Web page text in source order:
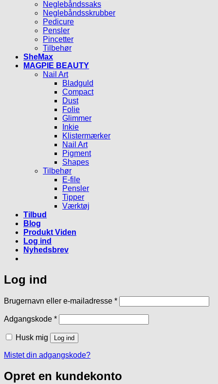
Neglebåndssaks
Neglebåndsskrubber
Pedicure
Pensler
Pincetter
Tilbehør
SheMax
MAGPIE BEAUTY
Nail Art
Bladguld
Compact
Dust
Folie
Glimmer
Inkie
Klistermærker
Nail Art
Pigment
Shapes
Tilbehør
E-file
Pensler
Tipper
Værktøj
Tilbud
Blog
Produkt Viden
Log ind
Nyhedsbrev
Log ind
Brugernavn eller e-mailadresse *Påkrævet
Adgangskode *Påkrævet
Husk mig Log ind
Mistet din adgangskode?
Opret en kundekonto